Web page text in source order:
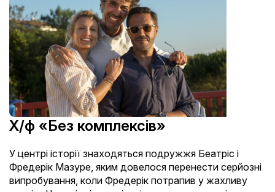
Х/ф «Без комплексів»
У центрі історії знаходяться подружжя Беатріс і
Фредерік Мазуре, яким довелося перенести серйозні
випробування, коли Фредерік потрапив у жахливу